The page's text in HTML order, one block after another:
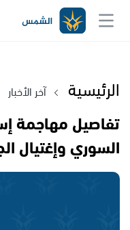
الرئيسية آخر الأخبار
تفاصيل مهاجمة
السوري وإغتيال